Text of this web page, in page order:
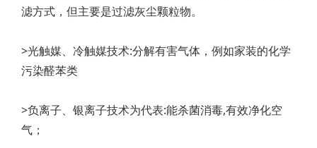
滤方式，但主要是过滤灰尘颗粒物。
>光触媒、冷触媒技术:分解有害气体，例如家装的化学
污染醛苯类
>负离子、银离子技术为代表:能杀菌消毒,有效净化空
气；